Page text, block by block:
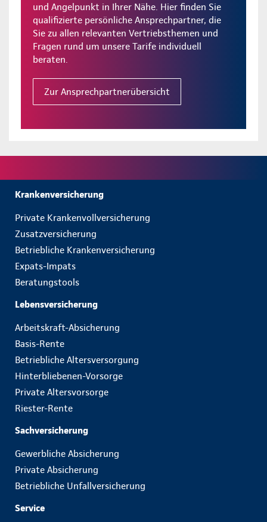
und Angelpunkt in Ihrer Nähe. Hier finden Sie
qualifizierte persönliche Ansprechpartner, die
Sie zu allen relevanten Vertriebsthemen und
Fragen rund um unsere Tarife individuell
beraten.
Zur Ansprechpartnerübersicht
Krankenversicherung
Private Krankenvollversicherung
Zusatzversicherung
Betriebliche Krankenversicherung
Expats-Impats
Beratungstools
Lebensversicherung
Arbeitskraft-Absicherung
Basis-Rente
Betriebliche Altersversorgung
Hinterbliebenen-Vorsorge
Private Altersvorsorge
Riester-Rente
Sachversicherung
Gewerbliche Absicherung
Private Absicherung
Betriebliche Unfallversicherung
Service